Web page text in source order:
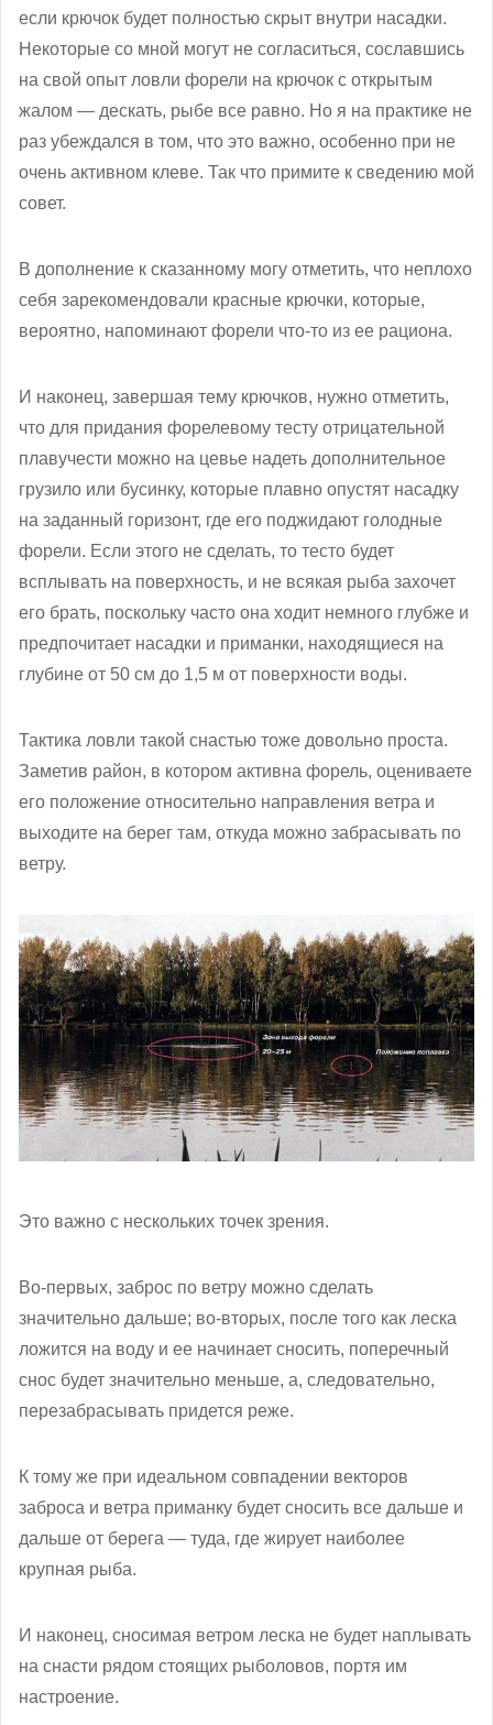
если крючок будет полностью скрыт внутри насадки.
Некоторые со мной могут не согласиться, сославшись
на свой опыт ловли форели на крючок с открытым
жалом — дескать, рыбе все равно. Но я на практике не
раз убеждался в том, что это важно, особенно при не
очень активном клеве. Так что примите к сведению мой
совет.
В дополнение к сказанному могу отметить, что неплохо
себя зарекомендовали красные крючки, которые,
вероятно, напоминают форели что-то из ее рациона.
И наконец, завершая тему крючков, нужно отметить,
что для придания форелевому тесту отрицательной
плавучести можно на цевье надеть дополнительное
грузило или бусинку, которые плавно опустят насадку
на заданный горизонт, где его поджидают голодные
форели. Если этого не сделать, то тесто будет
всплывать на поверхность, и не всякая рыба захочет
его брать, поскольку часто она ходит немного глубже и
предпочитает насадки и приманки, находящиеся на
глубине от 50 см до 1,5 м от поверхности воды.
Тактика ловли такой снастью тоже довольно проста.
Заметив район, в котором активна форель, оцениваете
его положение относительно направления ветра и
выходите на берег там, откуда можно забрасывать по
ветру.
Это важно с нескольких точек зрения.
Во-первых, заброс по ветру можно сделать
значительно дальше; во-вторых, после того как леска
ложится на воду и ее начинает сносить, поперечный
снос будет значительно меньше, а, следовательно,
перезабрасывать придется реже.
К тому же при идеальном совпадении векторов
заброса и ветра приманку будет сносить все дальше и
дальше от берега — туда, где жирует наиболее
крупная рыба.
И наконец, сносимая ветром леска не будет наплывать
на снасти рядом стоящих рыболовов, портя им
настроение.